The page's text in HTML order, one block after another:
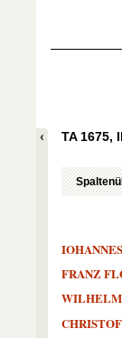
TA 1675,
FRANZ